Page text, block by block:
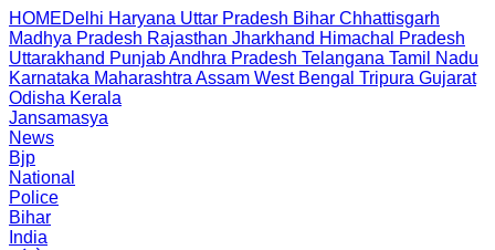
HOMEDelhi Haryana Uttar Pradesh Bihar Chhattisgarh
Madhya Pradesh Rajasthan Jharkhand Himachal Pradesh
Uttarakhand PunjabAndhra Pradesh Telangana Tamil Nadu
Karnataka Maharashtra Assam West Bengal Tripura Gujarat
Odisha Kerala
Jansamasya
News
Bjp
National
Police
Bihar
India